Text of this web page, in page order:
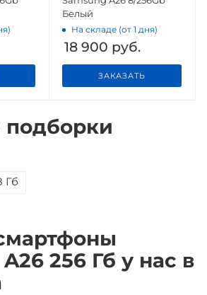
Белый
На складе (от 1 дня)
18 900 руб.
ЗАКАЗАТЬ
Гб
256 Гб у нас в